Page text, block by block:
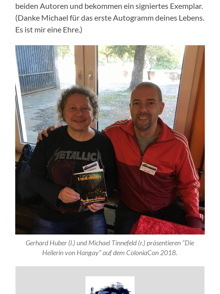
beiden Autoren und bekommen ein signiertes Exemplar.
(Danke Michael für das erste Autogramm deines Lebens.
Es ist mir eine Ehre.)
Gerhard Huber (l.) und Michael Tinnefeld (r.) präsentieren “Die
Heilerin von Hangay” auf dem ColoniaCon 2018.